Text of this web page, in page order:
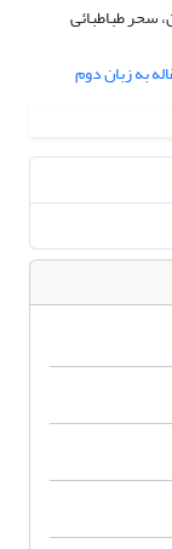
سحر طباطبائی
به زبان دوم